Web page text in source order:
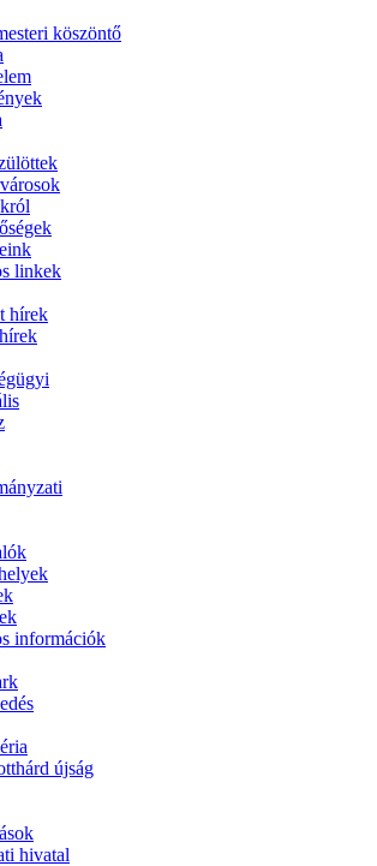
köszöntő
linkek
hírek
információk
újság
hivatal